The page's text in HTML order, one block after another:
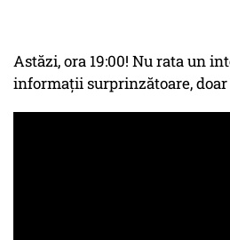
Astăzi, ora 19:00! Nu rata un
informații surprinzătoare, doar